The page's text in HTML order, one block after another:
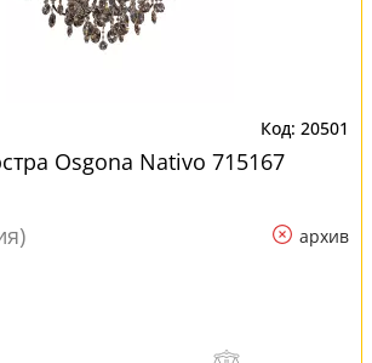
20501
Osgona Nativo 715167
архив